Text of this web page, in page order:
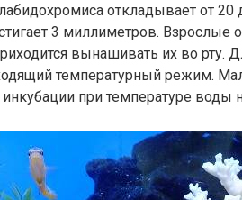
откладывает от 20
3 миллиметров. Взрослые
вынашивать их во рту.
температурный режим.
при температуре воды